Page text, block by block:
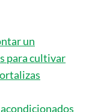
un
para cultivar